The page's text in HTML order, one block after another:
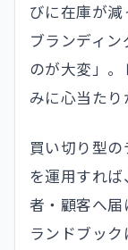
びに在庫が減
ブランディ
のが大変」
みに心当たり
買い切り型
を運用すれ
者・顧客へ
ランドブック